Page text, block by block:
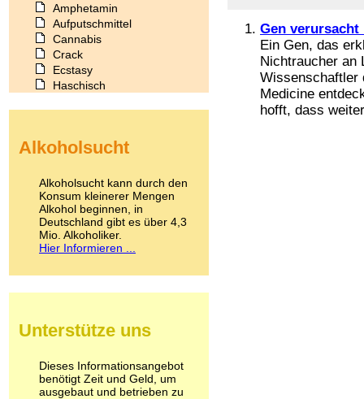
Gen
Ein Gen, das
Nichtraucher an
Wissenschaftler
Medicine
hofft, dass
Amphetamin
Aufputschmittel
Cannabis
Crack
Ecstasy
Haschisch
Kokain
LSD
Marihuana
Medikamente
Meskalin
Metamphetamin
Methadon
Pilze
Psychopharmaka
Schlafmittel
Schmerzmittel
Alkoholsucht
Alkoholsucht kann durch den
Konsum kleinerer Mengen
Alkohol beginnen, in
Deutschland gibt es über 4,3
Mio. Alkoholiker.
Hier Informieren ...
Unterstütze uns
Dieses Informationsangebot
benötigt Zeit und Geld, um
ausgebaut und betrieben zu